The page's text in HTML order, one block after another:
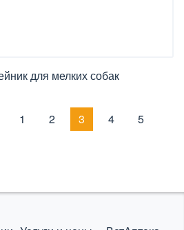
для мелких собак
1 2 3 4
5